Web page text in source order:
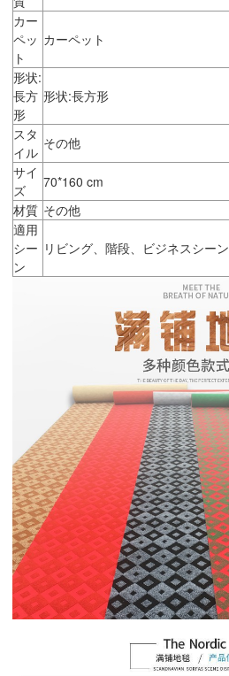
カー
ペッ
ト
カーペット
形状:
長方
形
形状:長方形
スタ
イル
その他
サイ
ズ
70*160 cm
材質 その他
適用
シー
ン
リビング、階段、ビジネスシーン